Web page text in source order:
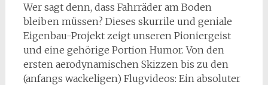
Wer sagt denn, dass Fahrräder am Boden
bleiben müssen? Dieses skurrile und geniale
Eigenbau-Projekt zeigt unseren Pioniergeist
und eine gehörige Portion Humor. Von den
ersten aerodynamischen Skizzen bis zu den
(anfangs wackeligen) Flugvideos: Ein absoluter